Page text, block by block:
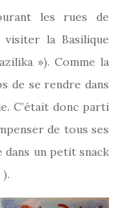
les rues de
la Basilique
»). Comme la
de se rendre dans
C’était donc parti
de tous ses
un petit snack
).